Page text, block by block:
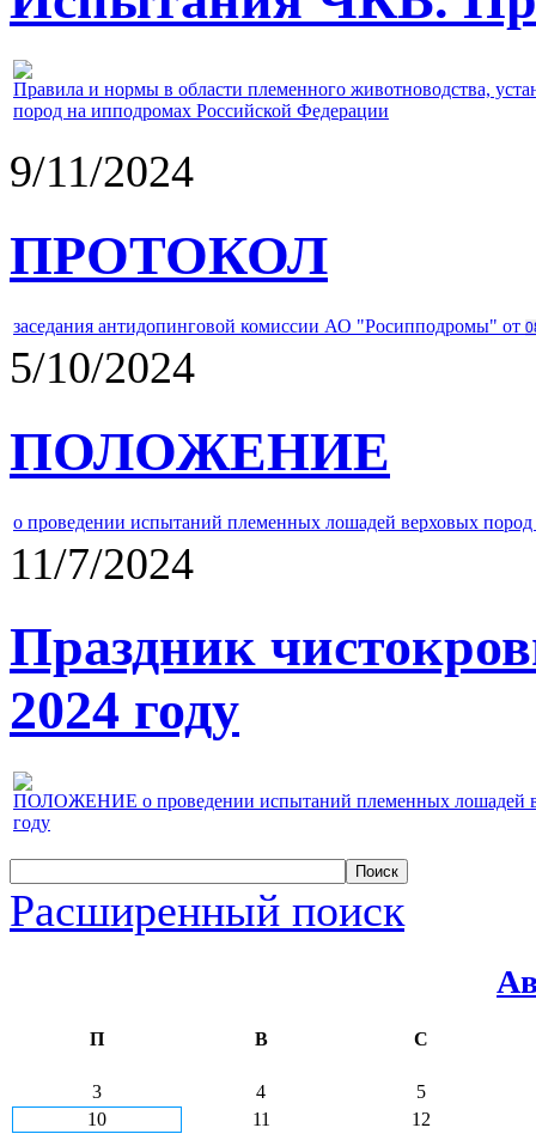
Правила и нормы в области племенного животноводства,
пород на ипподромах Российской Федерации
9/11/2024
ПРОТОКОЛ
заседания антидопинговой комиссии АО "Росипподромы" от
5/10/2024
ПОЛОЖЕНИЕ
о проведении испытаний племенных лошадей верховых
11/7/2024
Праздник
2024 году
ПОЛОЖЕНИЕ о проведении испытаний племенных лошадей
году
Расширенный поиск
П В С
3 4
5
10
11
12